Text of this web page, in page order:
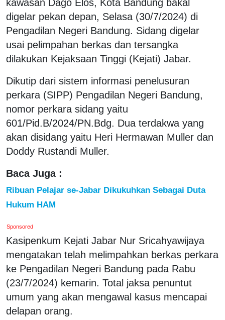
kawasan Dago Elos, Kota Bandung bakal
digelar pekan depan, Selasa (30/7/2024) di
Pengadilan Negeri Bandung. Sidang digelar
usai pelimpahan berkas dan tersangka
dilakukan Kejaksaan Tinggi (Kejati) Jabar.
Dikutip dari sistem informasi penelusuran
perkara (SIPP) Pengadilan Negeri Bandung,
nomor perkara sidang yaitu
601/Pid.B/2024/PN.Bdg. Dua terdakwa yang
akan disidang yaitu Heri Hermawan Muller dan
Doddy Rustandi Muller.
Baca Juga :
Ribuan Pelajar se-Jabar Dikukuhkan Sebagai Duta
Hukum HAM
Sponsored
Kasipenkum Kejati Jabar Nur Sricahyawijaya
mengatakan telah melimpahkan berkas perkara
ke Pengadilan Negeri Bandung pada Rabu
(23/7/2024) kemarin. Total jaksa penuntut
umum yang akan mengawal kasus mencapai
delapan orang.